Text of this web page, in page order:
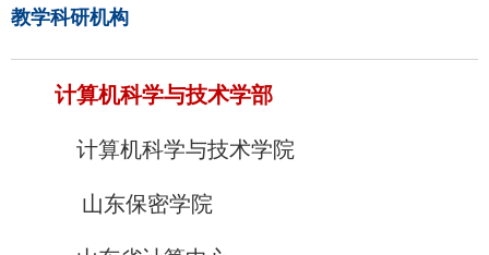
教学科研机构
计算机科学与技术学部
计算机科学与技术学院
山东保密学院